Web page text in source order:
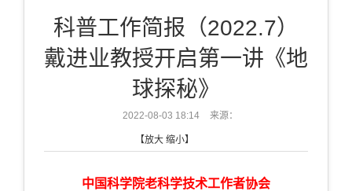
科普工作简报（2022.7）
戴进业教授开启第一讲《地
球探秘》
2022-08-03 18:14 来源：
【放大 缩小】
中国科学院老科学技术工作者协会